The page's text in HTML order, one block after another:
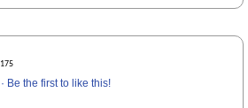
· Be the first to like this!